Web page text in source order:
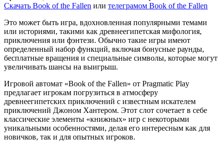
Скачать Book of the Fallen или телеграмом Book of the Fallen
Это может быть игра, вдохновленная популярными темами
или историями, такими как древнеегипетская мифология,
приключения или фэнтези. Обычно такие игры имеют
определенный набор функций, включая бонусные раунды,
бесплатные вращения и специальные символы, которые могут
увеличивать шансы на выигрыш.
Игровой автомат «Book of the Fallen» от Pragmatic Play
предлагает игрокам погрузиться в атмосферу
древнеегипетских приключений с известным искателем
приключений Джоном Хантером. Этот слот сочетает в себе
классические элементы «книжных» игр с некоторыми
уникальными особенностями, делая его интересным как для
новичков, так и для опытных игроков.